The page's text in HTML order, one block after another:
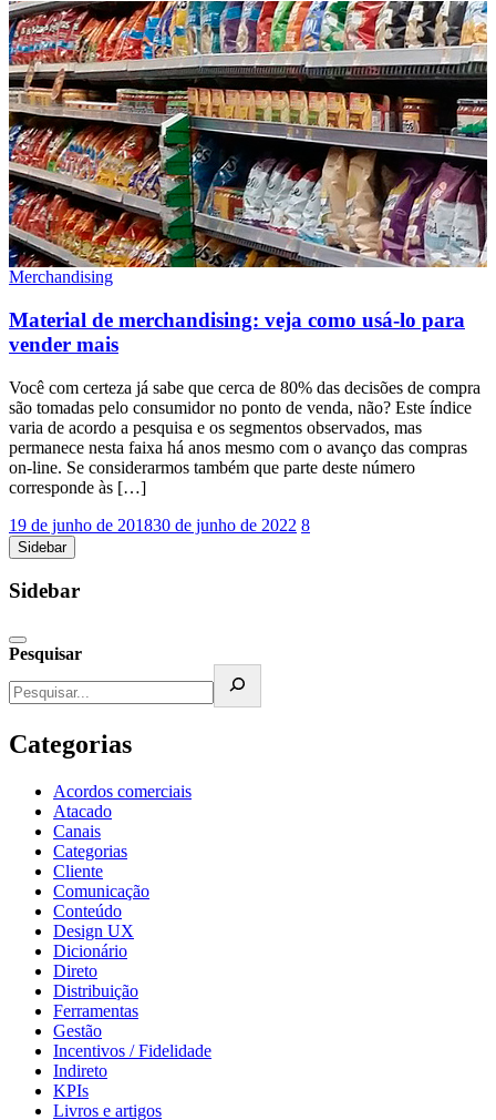
Merchandising
Material de merchandising: veja como usá-lo para
vender mais
Você com certeza já sabe que cerca de 80% das decisões de compra
são tomadas pelo consumidor no ponto de venda, não? Este índice
varia de acordo a pesquisa e os segmentos observados, mas
permanece nesta faixa há anos mesmo com o avanço das compras
on-line. Se considerarmos também que parte deste número
corresponde às […]
19 de junho de 201830 de junho de 2022 8
Sidebar
Sidebar
Pesquisar
Categorias
Acordos comerciais
Atacado
Canais
Categorias
Cliente
Comunicação
Conteúdo
Design UX
Dicionário
Direto
Distribuição
Ferramentas
Gestão
Incentivos / Fidelidade
Indireto
KPIs
Livros e artigos